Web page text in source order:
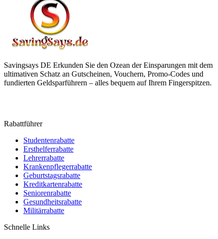
Savingsays DE Erkunden Sie den Ozean der Einsparungen mit dem
ultimativen Schatz an Gutscheinen, Vouchern, Promo-Codes und
fundierten Geldsparführern – alles bequem auf Ihrem Fingerspitzen.
Rabattführer
Studentenrabatte
Ersthelferrabatte
Lehrerrabatte
Krankenpflegerrabatte
Geburtstagsrabatte
Kreditkartenrabatte
Seniorenrabatte
Gesundheitsrabatte
Militärrabatte
Schnelle Links